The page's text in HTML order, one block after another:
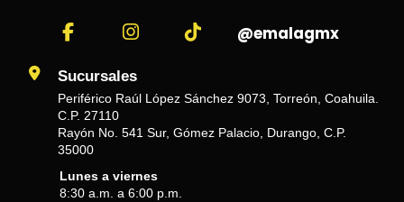
@emalagmx
Sucursales
Periférico Raúl López Sánchez 9073, Torreón, Coahuila.
C.P. 27110
Rayón No. 541 Sur, Gómez Palacio, Durango, C.P.
35000
Lunes a viernes
8:30 a.m. a 6:00 p.m.